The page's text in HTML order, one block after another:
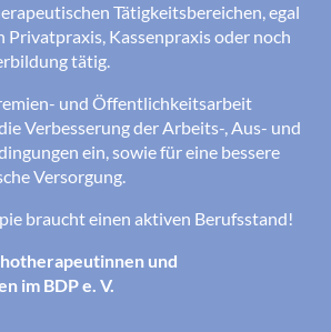
Tätigkeitsbereichen, egal
Privatpraxis, Kassenpraxis oder noch
tätig.
und Öffentlichkeitsarbeit
Verbesserung der Arbeits-, Aus- und
ein, sowie für eine bessere
Versorgung.
braucht einen aktiven Berufsstand!
und
im BDP e. V.